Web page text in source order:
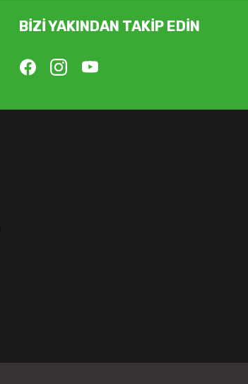
BİZİ YAKINDAN TAKİP EDİN